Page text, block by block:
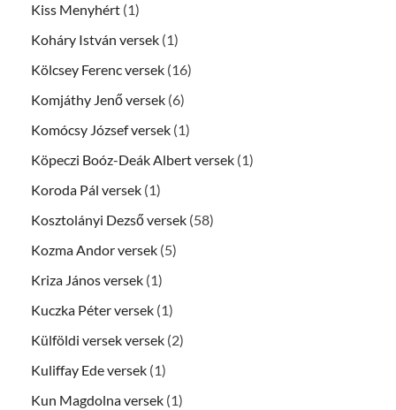
Kiss Menyhért (1)
Koháry István versek (1)
Kölcsey Ferenc versek (16)
Komjáthy Jenő versek (6)
Komócsy József versek (1)
Köpeczi Boóz-Deák Albert versek (1)
Koroda Pál versek (1)
Kosztolányi Dezső versek (58)
Kozma Andor versek (5)
Kriza János versek (1)
Kuczka Péter versek (1)
Külföldi versek versek (2)
Kuliffay Ede versek (1)
Kun Magdolna versek (1)